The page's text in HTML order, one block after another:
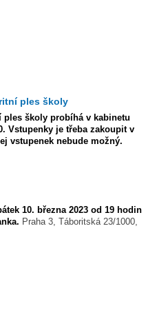
ples školy
ples školy probíhá v kabinetu
Vstupenky je třeba zakoupit v
vstupenek nebude možný.
10. března 2023 od 19 hodin
Praha 3, Táboritská 23/1000,